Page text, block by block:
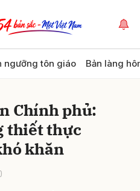
ngưỡng tôn giáo Bản làng
Chính phủ:
thiết thực
khăn